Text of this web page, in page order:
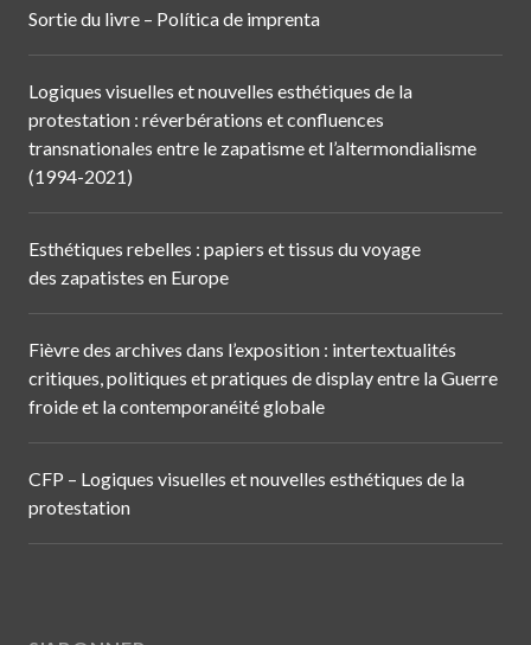
Sortie du livre – Política de imprenta
Logiques visuelles et nouvelles esthétiques de la
protestation : réverbérations et confluences
transnationales entre le zapatisme et l’altermondialisme
(1994-2021)
Esthétiques rebelles : papiers et tissus du voyage
des zapatistes en Europe
Fièvre des archives dans l’exposition : intertextualités
critiques, politiques et pratiques de display entre la Guerre
froide et la contemporanéité globale
CFP – Logiques visuelles et nouvelles esthétiques de la
protestation